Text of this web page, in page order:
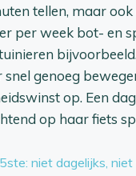
tellen, maar
per week bot- en
genoeg
op. Een
op haar fiets
niet dagelijks,